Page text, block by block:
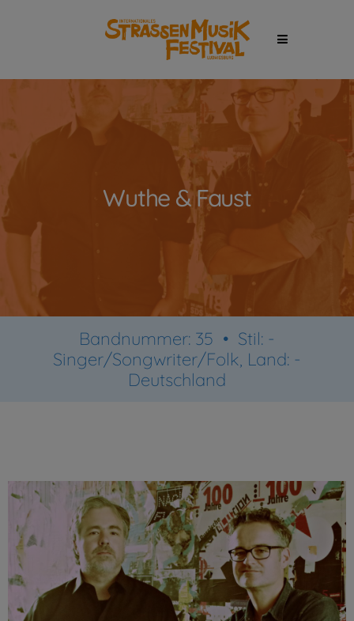
Wuthe & Faust
Bandnummer: 35 • Stil: -
Singer/Songwriter/Folk, Land: -
Deutschland